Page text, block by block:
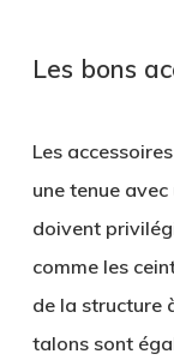
Les bons
Les
une tenue
doivent
comme les
de la structure
talons sont